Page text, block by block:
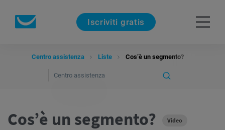
Iscriviti gratis
Centro assistenza Liste Cos’è un segmento?
Cos’è un segmento? Video